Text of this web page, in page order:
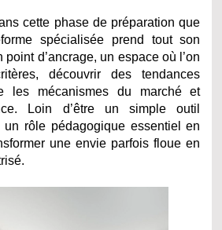
cette phase de préparation que
spécialisée prend tout son
d’ancrage, un espace où l’on
découvrir des tendances
les mécanismes du marché et
Loin d’être un simple outil
rôle pédagogique essentiel en
une envie parfois floue en